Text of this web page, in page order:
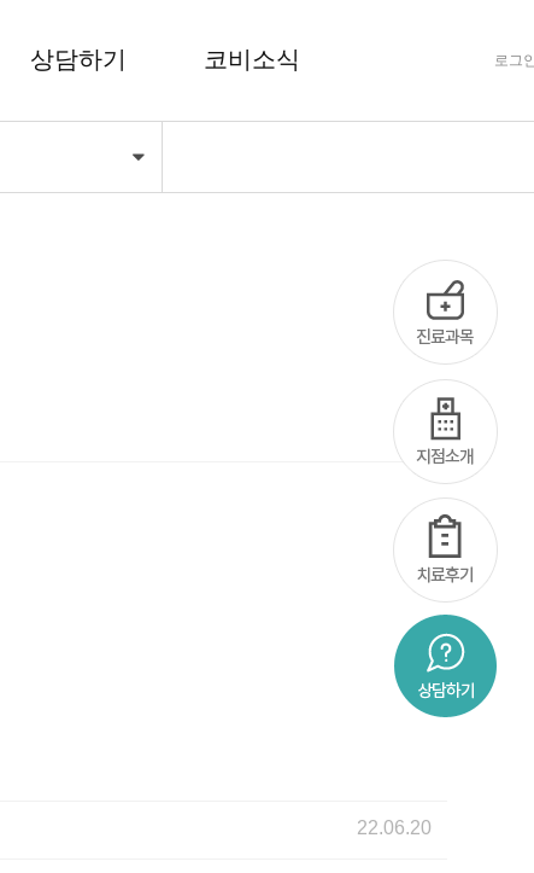
상담하기 코비소식 로그
22.06.20